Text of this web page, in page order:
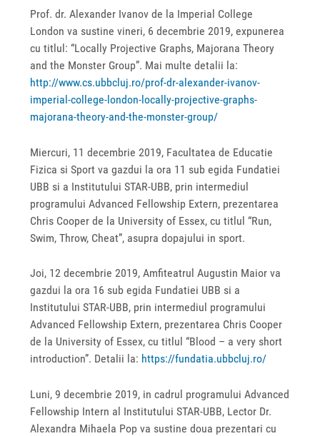
Prof. dr. Alexander Ivanov de la Imperial College
London va sustine vineri, 6 decembrie 2019, expunerea
cu titlul: “Locally Projective Graphs, Majorana Theory
and the Monster Group”. Mai multe detalii la:
http://www.cs.ubbcluj.ro/prof-dr-alexander-ivanov-
imperial-college-london-locally-projective-graphs-
majorana-theory-and-the-monster-group/
Miercuri, 11 decembrie 2019, Facultatea de Educatie
Fizica si Sport va gazdui la ora 11 sub egida Fundatiei
UBB si a Institutului STAR-UBB, prin intermediul
programului Advanced Fellowship Extern, prezentarea
Chris Cooper de la University of Essex, cu titlul “Run,
Swim, Throw, Cheat”, asupra dopajului in sport.
Joi, 12 decembrie 2019, Amfiteatrul Augustin Maior va
gazdui la ora 16 sub egida Fundatiei UBB si a
Institutului STAR-UBB, prin intermediul programului
Advanced Fellowship Extern, prezentarea Chris Cooper
de la University of Essex, cu titlul “Blood – a very short
introduction”. Detalii la: https://fundatia.ubbcluj.ro/
Luni, 9 decembrie 2019, in cadrul programului Advanced
Fellowship Intern al Institutului STAR-UBB, Lector Dr.
Alexandra Mihaela Pop va sustine doua prezentari cu